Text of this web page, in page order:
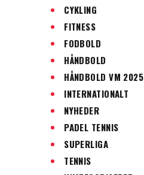
CYKLING
FITNESS
FODBOLD
HÅNDBOLD
HÅNDBOLD VM 2025
INTERNATIONALT
NYHEDER
PADEL TENNIS
SUPERLIGA
TENNIS